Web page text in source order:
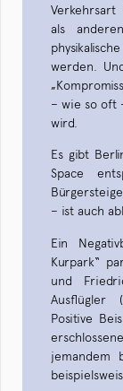
Verkehrsart
als
werden.
– wie so oft
wird.
Es gibt
Space
– ist auch
Ein
Kurpark“
und
Ausflügler
Positive
jemandem